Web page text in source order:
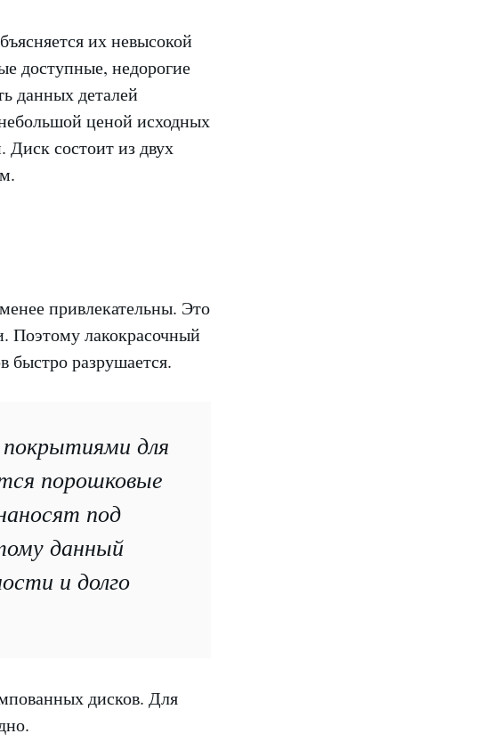
их невысокой
доступные, недорогие
данных деталей
ценой исходных
Диск состоит из двух
привлекательны. Это
Поэтому лакокрасочный
быстро разрушается.
для
порошковые
под
данный
и долго
дисков. Для